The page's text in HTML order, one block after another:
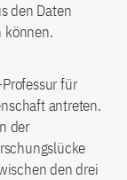
den Daten
können.
für
antreten.
der
den drei